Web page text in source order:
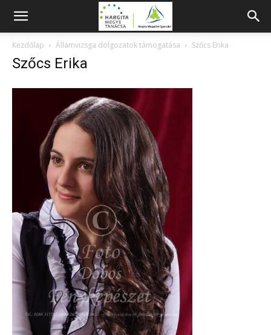
Kezdőlap Államvizsga dolgozatok támogatása Szőcs Erika
Szőcs Erika